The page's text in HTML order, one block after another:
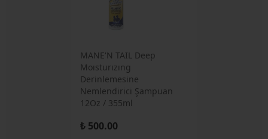
MANE'N TAIL Deep
Moısturızıng
Derinlemesine
Nemlendirici Şampuan
12Oz / 355ml
₺ 500.00